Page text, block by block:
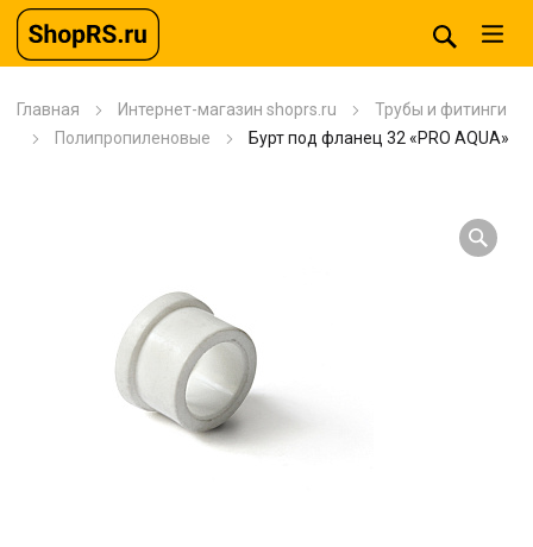
Главная Интернет-магазин shoprs.ru
Трубы и фитинги
Полипропиленовые
Бурт под фланец 32 «PRO AQUA»